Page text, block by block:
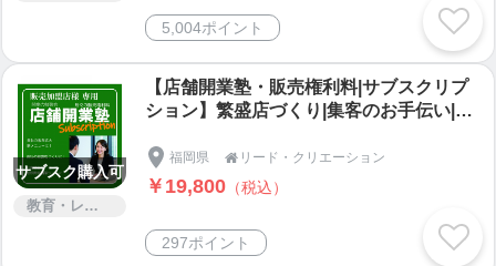
益計算書/年間収支計画書/融資添付資料と
してそのまま添付可
5,004ポイント
サブスク購入可
教育・レッスン・講習
【店舗開業塾・販売権利料|サブスクリプ
ション】繁盛店づくり|集客のお手伝い|繁
との差別化
福岡県  リード・クリエーション
￥19,800 （税込）
297ポイント